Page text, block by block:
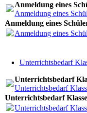
Anmeldung eines
Anmeldung eines
Anmeldung eines
Anmeldung eines
Unterrichtsbedarf
Unterrichtsbedarf
Unterrichtsbedarf
Unterrichtsbedarf
Unterrichtsbedarf